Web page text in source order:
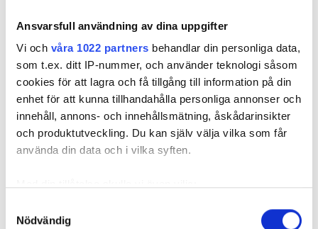
Ansvarsfull användning av dina uppgifter
Vi och våra 1022 partners behandlar din personliga data,
som t.ex. ditt IP-nummer, och använder teknologi såsom
cookies för att lagra och få tillgång till information på din
enhet för att kunna tillhandahålla personliga annonser och
innehåll, annons- och innehållsmätning, åskådarinsikter
och produktutveckling. Du kan själv välja vilka som får
använda din data och i vilka syften.
som kan ha en noggrannhet på upp till flera meter
Nödvändig
Facebook.
600 kronor dyrare att bo efter vattenskada i Varberg
Ansvarsskyddet – en viktig del i hemförsäkringen
Kvinna kapade lägenhet efter vräkningsbeslut – får betala 50 000